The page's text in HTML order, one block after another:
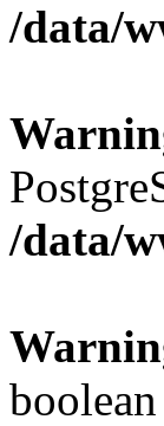
/data/
/data/